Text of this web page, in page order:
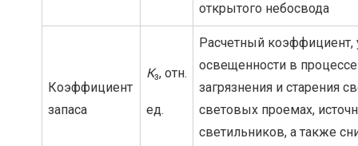
открытого небосвода
Коэффициент
запаса
Кз, отн.
ед.
Расчетный
освещенности в
загрязнения и старения
световых проемах,
светильников, а также